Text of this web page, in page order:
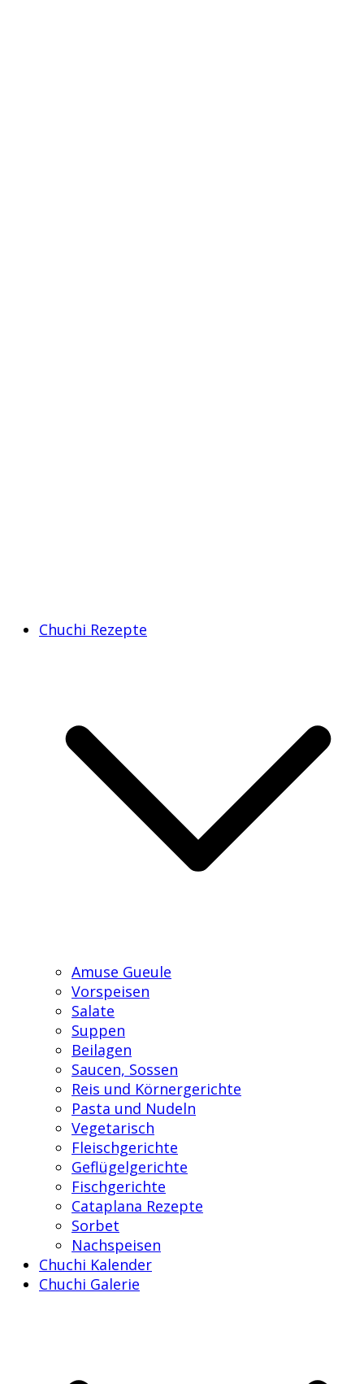
Chuchi Rezepte
Amuse Gueule
Vorspeisen
Salate
Suppen
Beilagen
Saucen, Sossen
Reis und Körnergerichte
Pasta und Nudeln
Vegetarisch
Fleischgerichte
Geflügelgerichte
Fischgerichte
Cataplana Rezepte
Sorbet
Nachspeisen
Chuchi Kalender
Chuchi Galerie